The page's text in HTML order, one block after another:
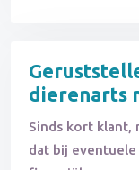
dierenarts
Sinds kort klant,
dat bij